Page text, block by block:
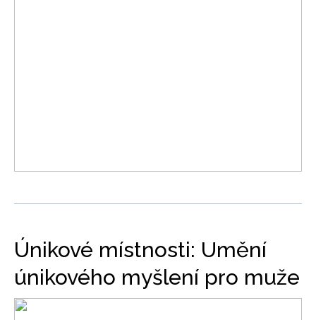
Únikové místnosti: Umění
únikového myšlení pro muže